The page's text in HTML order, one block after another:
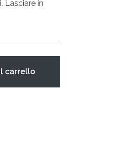
Lasciare in
carrello